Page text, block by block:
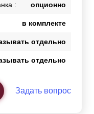
: опционно
в комплекте
отдельно
отдельно
Задать вопрос